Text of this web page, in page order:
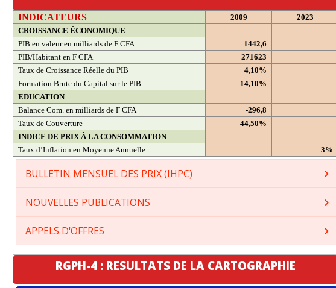
INDICATEURS 2009
2023
CROISSANCE ÉCONOMIQUE
PIB en valeur en milliards de F CFA
1442,6
PIB/Habitant en F CFA
271623
Taux de Croissance Réelle du PIB
4,10%
Formation Brute du Capital sur le PIB
14,10%
EDUCATION
Balance Com. en milliards de F CFA
-296,8
Taux de Couverture
44,50%
INDICE DE PRIX À LA CONSOMMATION
Taux d’Inflation en Moyenne Annuelle
3%
BULLETIN MENSUEL DES PRIX (IHPC)
NOUVELLES PUBLICATIONS
APPELS D'OFFRES
RGPH-4 : RESULTATS DE LA CARTOGRAPHIE